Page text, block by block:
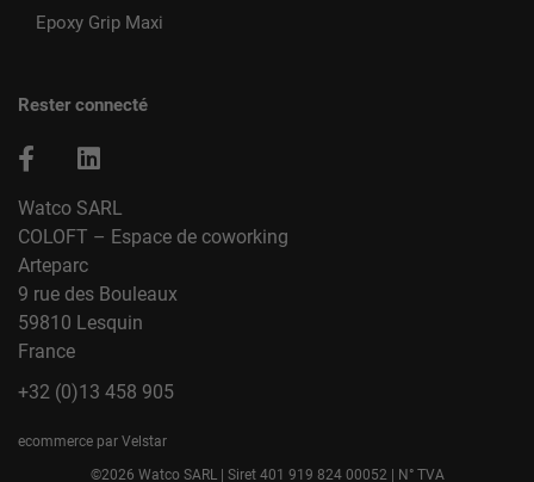
Epoxy Grip Maxi
Rester connecté
Watco SARL
COLOFT – Espace de coworking
Arteparc
9 rue des Bouleaux
59810 Lesquin
France
+32 (0)13 458 905
ecommerce par Velstar
©2026 Watco SARL | Siret 401 919 824 00052 | N° TVA